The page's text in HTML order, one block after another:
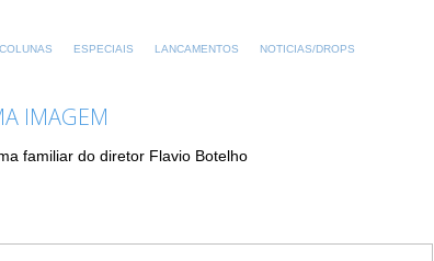
COLUNAS ESPECIAIS LANCAMENTOS NOTICIAS/DROPS
IMAGEM
familiar do diretor Flavio Botelho